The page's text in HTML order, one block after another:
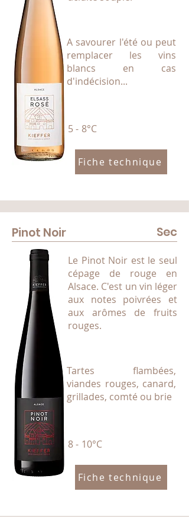
A savourer l'été ou peut
remplacer les vins
blancs en cas
d'indécision...
5 - 8°C
Fiche technique
Pinot Noir Sec
Le Pinot Noir est le seul
cépage de rouge en
Alsace. C'est un vin léger
aux notes poivrées et
aux arômes de fruits
rouges.
Tartes flambées,
viandes rouges, canard,
grillades, comté ou brie
8 - 10°C
Fiche technique